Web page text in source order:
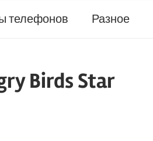
телефонов Разное
Birds Star